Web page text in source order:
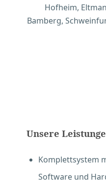
Hofheim,
Bamberg,
Unsere
Komplettsystem
Software und